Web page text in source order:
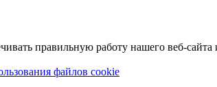
правильную работу нашего веб-сайта
файлов cookie